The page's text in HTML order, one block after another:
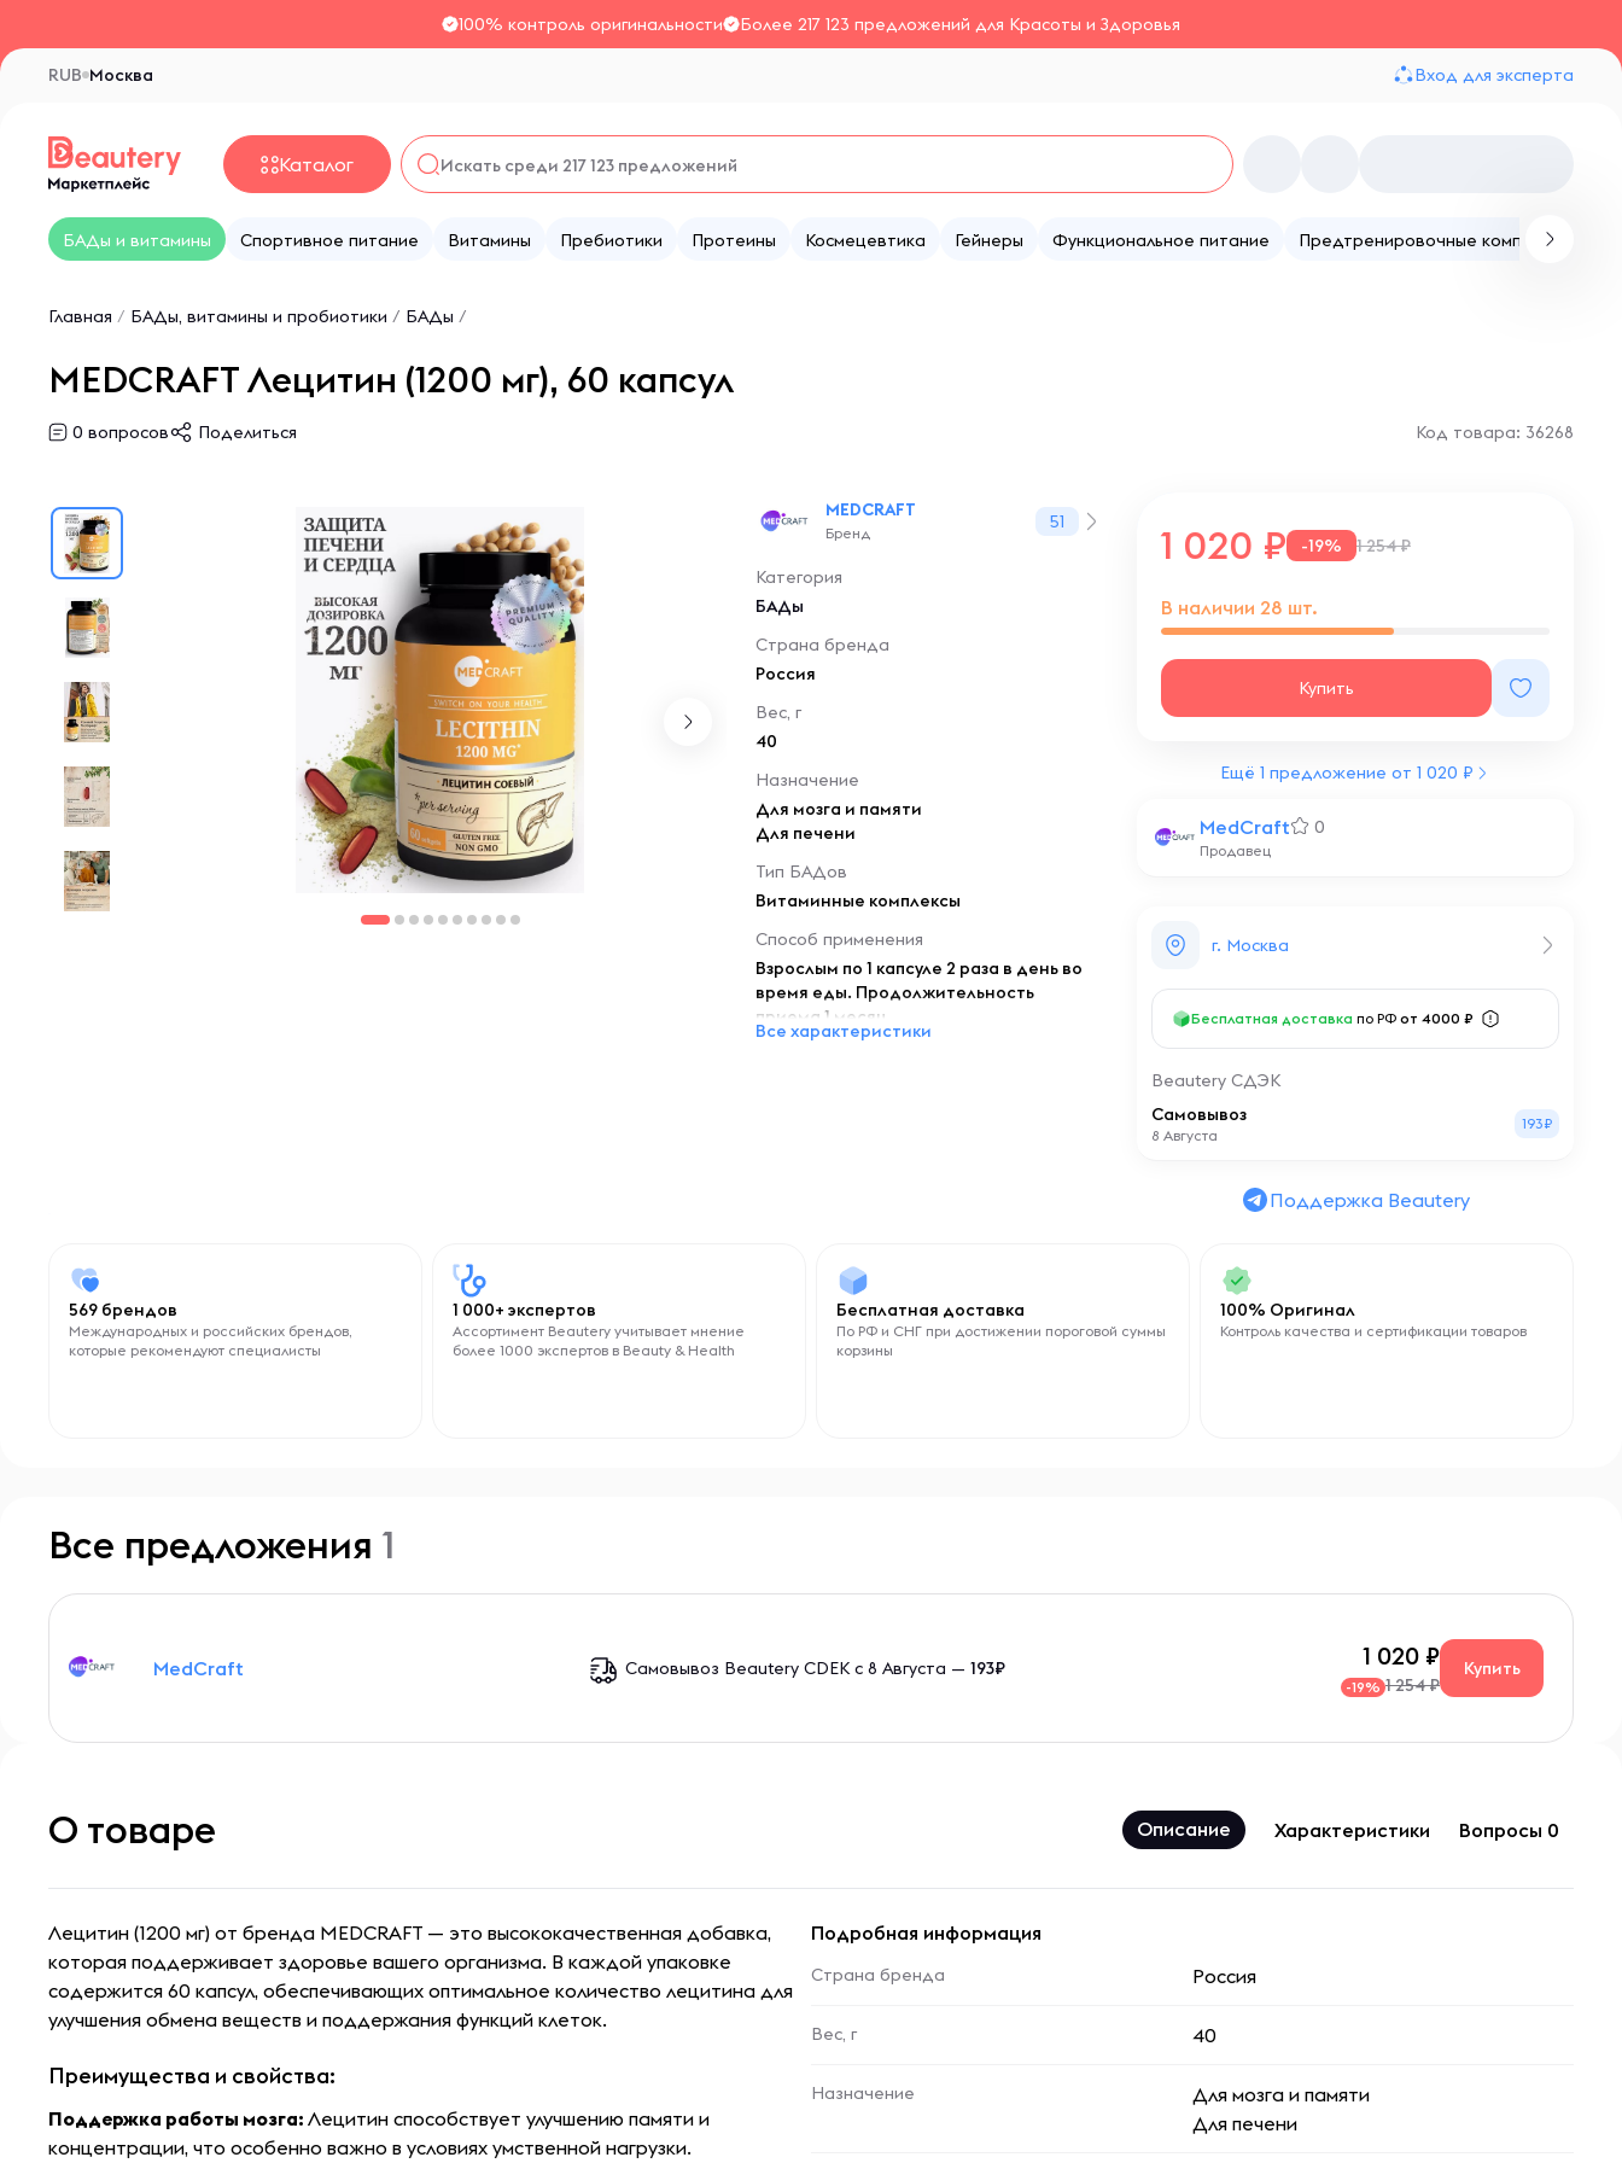
100% контроль оригинальности Более 217 123 предложений для Красоты и Здоровья
Москва
RUB Вход для эксперта
Каталог
БАДы и витамины Спортивное питание Витамины Пребиотики Протеины Космецевтика Гейнеры Функциональное питание Предтренировочные комплексы
Главная / БАДы, витамины и пробиотики / БАДы /
MEDCRAFT Лецитин (1200 мг), 60 капсул
0 вопросов Поделиться Код товара: 36268
MEDCRAFT
Бренд
51
Категория
БАДы
Страна бренда
Россия
Вес, г
40
Назначение
Для мозга и памяти
Для печени
Тип БАДов
Витаминные комплексы
Способ применения
Взрослым по 1 капсуле 2 раза в день во
время еды. Продолжительность
приема 1 месяц.
Все характеристики
MedCraft 0
Продавец
1 020 -19% 1 254 ₽
В наличии 28 шт.
Купить
г. Москва
Бесплатная доставка по РФ от 4000 ₽
Beautery СДЭК
Самовывоз
8 Августа
193₽
Ещё 1 предложение от 1 020 ₽
Поддержка Beautery
569 брендов
Международных и российских брендов,
которые рекомендуют специалисты
1 000+ экспертов
Ассортимент Beautery учитывает мнение
более 1000 экспертов в Beauty & Health
Бесплатная доставка
По РФ и СНГ при достижении пороговой суммы
корзины
100% Оригинал
Контроль качества и сертификации товаров
Все предложения 1
MedCraft Самовывоз Beautery CDEK с 8 Августа —193₽ 1 020
-19% 1 254 ₽
Купить
О товаре Описание Характеристики Вопросы 0
Лецитин (1200 мг) от бренда MEDCRAFT — это высококачественная добавка,
которая поддерживает здоровье вашего организма. В каждой упаковке
содержится 60 капсул, обеспечивающих оптимальное количество лецитина для
улучшения обмена веществ и поддержания функций клеток.
Преимущества и свойства:
Поддержка работы мозга: Лецитин способствует улучшению памяти и
концентрации, что особенно важно в условиях умственной нагрузки.
Подробная информация
Страна бренда Россия
Вес, г 40
Назначение
Для мозга и памяти
Для печени